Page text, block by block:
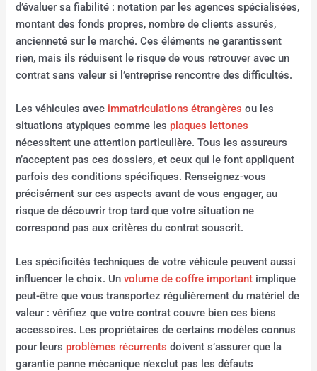
d’évaluer sa fiabilité : notation par les agences spécialisées,
montant des fonds propres, nombre de clients assurés,
ancienneté sur le marché. Ces éléments ne garantissent
rien, mais ils réduisent le risque de vous retrouver avec un
contrat sans valeur si l’entreprise rencontre des difficultés.
Les véhicules avec immatriculations étrangères ou les
situations atypiques comme les plaques lettones
nécessitent une attention particulière. Tous les assureurs
n’acceptent pas ces dossiers, et ceux qui le font appliquent
parfois des conditions spécifiques. Renseignez-vous
précisément sur ces aspects avant de vous engager, au
risque de découvrir trop tard que votre situation ne
correspond pas aux critères du contrat souscrit.
Les spécificités techniques de votre véhicule peuvent aussi
influencer le choix. Unvolume de coffre important implique
peut-être que vous transportez régulièrement du matériel de
valeur : vérifiez que votre contrat couvre bien ces biens
accessoires. Les propriétaires de certains modèles connus
pour leurs problèmes récurrents doivent s’assurer que la
garantie panne mécanique n’exclut pas les défauts